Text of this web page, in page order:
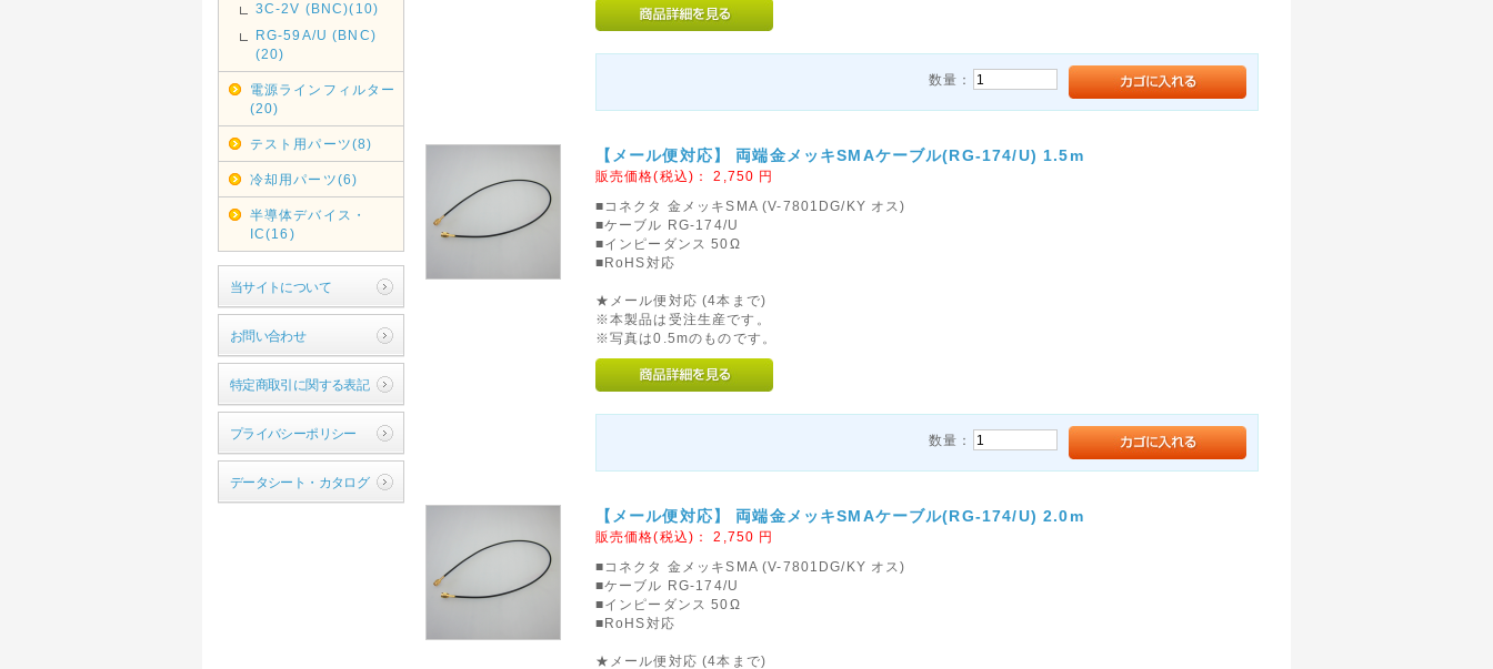
3C-2V (BNC)(10)
RG-59A/U (BNC)
(20)
電源ラインフィルター
(20)
テスト用パーツ(8)
冷却用パーツ(6)
半導体デバイス・
IC(16)
当サイトについて
お問い合わせ
特定商取引に関する表記
プライバシーポリシー
データシート・カタログ
数量：
【メール便対応】 両端金メッキSMAケーブル(RG-174/U) 1.5m
販売価格(税込)：2,750 円
■コネクタ 金メッキSMA (V-7801DG/KY オス)
■ケーブル RG-174/U
■インピーダンス 50Ω
■RoHS対応
★メール便対応 (4本まで)
※本製品は受注生産です。
※写真は0.5mのものです。
数量：
【メール便対応】 両端金メッキSMAケーブル(RG-174/U) 2.0m
販売価格(税込)：2,750 円
■コネクタ 金メッキSMA (V-7801DG/KY オス)
■ケーブル RG-174/U
■インピーダンス 50Ω
■RoHS対応
★メール便対応 (4本まで)